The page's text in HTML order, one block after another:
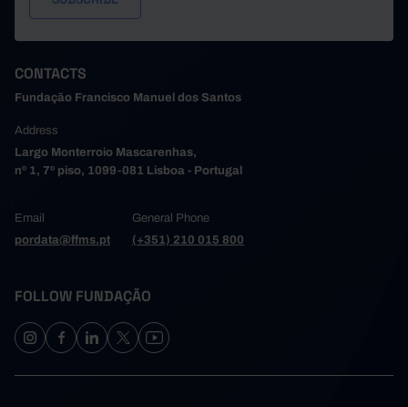
CONTACTS
Fundação Francisco Manuel dos Santos
Address
Largo Monterroio Mascarenhas,
nº 1, 7º piso, 1099-081 Lisboa - Portugal
Email
pordata@ffms.pt
General Phone
(+351) 210 015 800
FOLLOW FUNDAÇÃO